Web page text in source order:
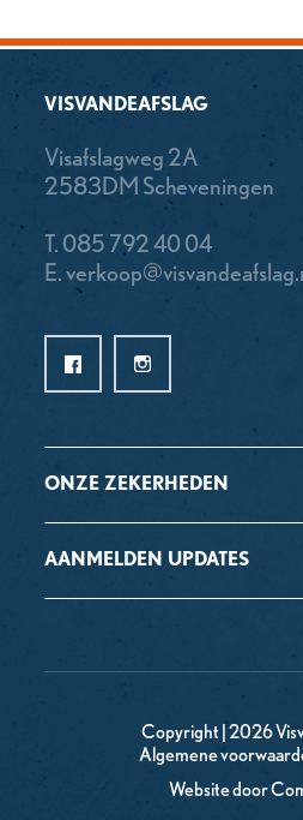
VISVANDEAFSLAG
Visafslagweg 2A
2583DM Scheveningen
T. 085 792 40 04
E.
ONZE ZEKERHEDEN
AANMELDEN UPDATES
Copyright | 2026
Algemene
Website door